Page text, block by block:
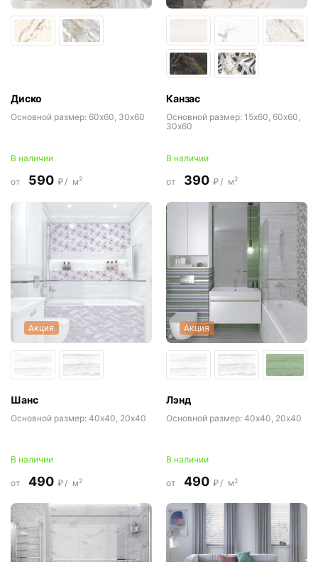
Диско
Основной размер: 60x60, 30x60
В наличии
от 590 ₽/ м2
Канзас
Основной размер: 15x60, 60x60,
30x60
В наличии
от 390 ₽/ м2
Акция
Шанс
Основной размер: 40x40, 20x40
В наличии
от 490 ₽/ м2
Акция
Лэнд
Основной размер: 40x40, 20x40
В наличии
от 490 ₽/ м2